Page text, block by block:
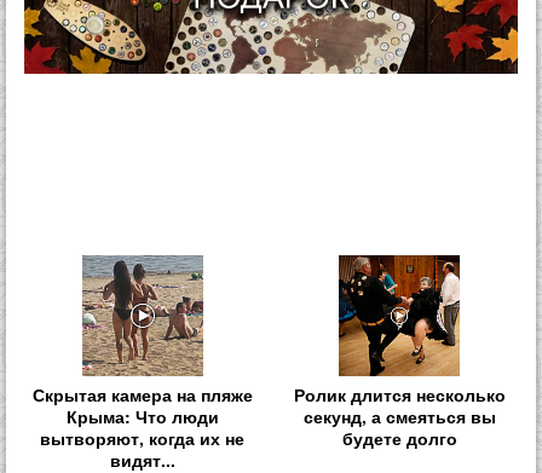
Скрытая камера на пляже
Крыма: Что люди
вытворяют, когда их не
видят...
Ролик длится несколько
секунд, а смеяться вы
будете долго